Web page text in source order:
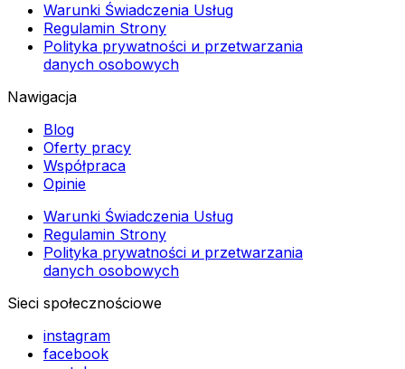
Warunki Świadczenia Usług
Regulamin Strony
Polityka prywatności и przetwarzania
danych osobowych
Nawigacja
Blog
Oferty pracy
Współpraca
Opinie
Warunki Świadczenia Usług
Regulamin Strony
Polityka prywatności и przetwarzania
danych osobowych
Sieci społecznościowe
instagram
facebook